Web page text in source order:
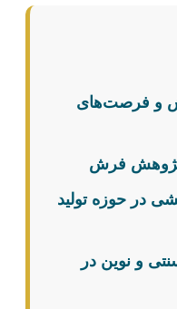
و فرصت‌های
پژوهش فرش
در حوزه تولید
و نوین در